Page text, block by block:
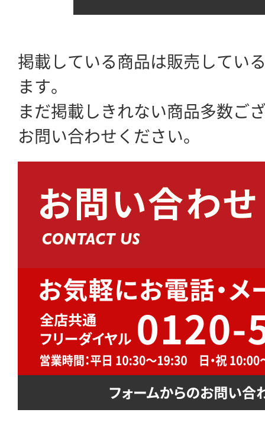
掲載している商品は販売してい
ます。
まだ掲載しきれない商品多数ご
お問い合わせください。